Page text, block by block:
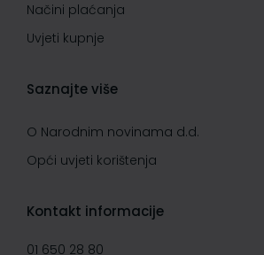
Načini plaćanja
Uvjeti kupnje
Saznajte više
O Narodnim novinama d.d.
Opći uvjeti korištenja
Kontakt informacije
01 650 28 80